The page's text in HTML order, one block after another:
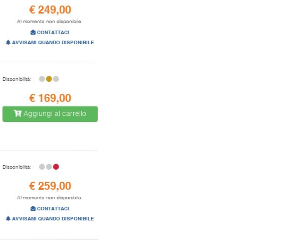
€ 249,00
Al momento non disponibile.
CONTATTACI
AVVISAMI QUANDO DISPONIBILE
Disponibilità:
€ 169,00
Aggiungi al carrello
Disponibilità:
€ 259,00
Al momento non disponibile.
CONTATTACI
AVVISAMI QUANDO DISPONIBILE